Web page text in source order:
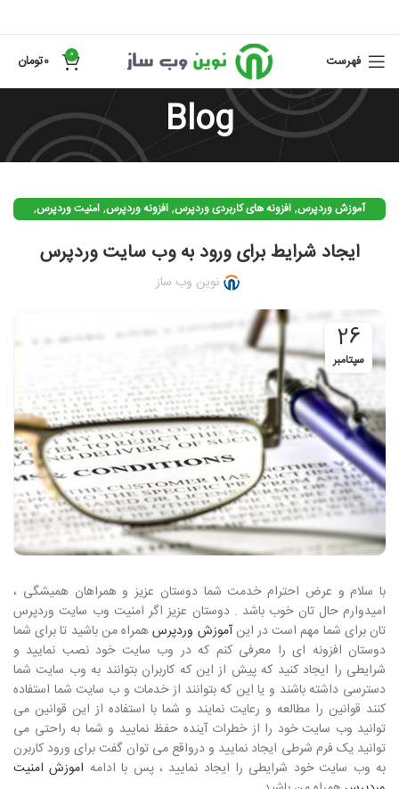
فهرست 0
0تومان
Blog
آموزش وردپرس, افزونه های کاربردی وردپرس, افزونه وردپرس, امنیت وردپرس,
ایجاد شرایط برای ورود به وب سایت وردپرس
نوین وب ساز
26
سپتامبر
با سلام و عرض احترام خدمت شما دوستان عزیز و همراهان همیشگی ،
امیدوارم حال تان خوب باشد . دوستان عزیز اگر امنیت وب سایت وردپرس
تان برای شما مهم است در اینآموزش وردپرسهمراه من باشید تا برای شما
دوستان افزونه ای را معرفی کنم که در وب سایت خود نصب نمایید و
شرایطی را ایجاد کنید که پیش از این که کاربران بتوانند به وب سایت شما
دسترسی داشته باشند و یا این که بتوانند از خدمات و ب سایت شما استفاده
کنند قوانین را مطالعه و رعایت نمایند و شما با استفاده از این قوانین می
توانید وب سایت خود را از خطرات آینده حفظ نمایید و شما به راحتی می
توانید یک فرم شرطی ایجاد نمایید و درواقع می توان گفت برای ورود کاربرن
به وب سایت خود شرایطی را ایجاد نمایید ، پس با ادامه اموزش امنیت